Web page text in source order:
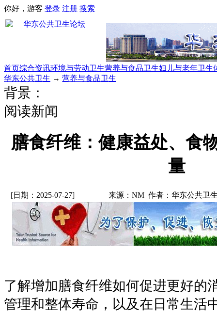
你好，游客 登录 注册 搜索
首页综合资讯环境与劳动卫生营养与食品卫生妇儿与老年卫生
华东公共卫生 → 营养与食品卫生
背景：
阅读新闻
膳食纤维：健康益处、食
量
[日期：2025-07-27] 来源：NM 作者：华东公共卫
了解增加膳食纤维如何促进更好的
管理和整体寿命，以及在日常生活